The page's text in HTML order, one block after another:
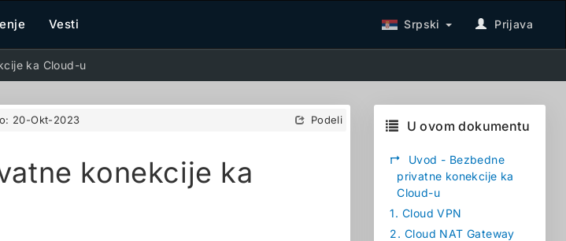
Vesti Srpski Prijava
ka Cloud-u
20-Okt-2023 Podeli
konekcije ka
U ovom dokumentu
↱
Uvod - Bezbedne
privatne konekcije ka
Cloud-u
1. Cloud VPN
2. Cloud NAT Gateway